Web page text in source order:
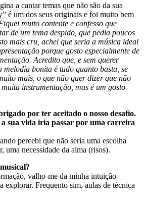
a cantar temas que não são da sua
é um dos seus originais e foi muito bem
muito contente e confesso que
de um tema despido, que pedia poucos
mais cru, achei que seria a música ideal
porque gosto especialmente de
Acredito que, e sem querer
melodia bonita é tudo quanto basta, se
mais, o que não quer dizer que não
instrumentação, mas é um gosto
por ter aceitado o nosso desafio.
sua vida iria passar por uma carreira
percebi que não seria uma escolha
uma necessidade da alma (risos).
valho-me da minha intuição
explorar. Frequento sim, aulas de técnica